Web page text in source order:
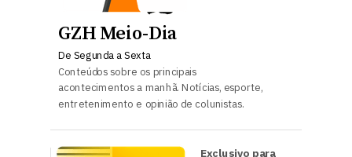
GZH Meio-Dia
De Segunda a Sexta
Conteúdos sobre os principais
acontecimentos a manhã. Notícias, esporte,
entretenimento e opinião de colunistas.
Exclusivo para